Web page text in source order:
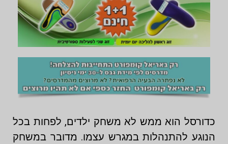
כדורסל הוא ממש לא משחק ילדים, לפחות בכל
הנוגע להתנהלות במגרש עצמו. מדובר במשחק